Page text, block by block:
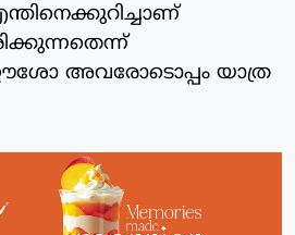
അവരോടൊപ്പം യാത്ര